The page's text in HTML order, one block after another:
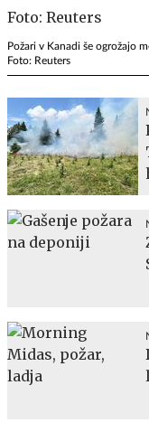
Požari v Kanadi še ogrožajo
Foto: Reuters